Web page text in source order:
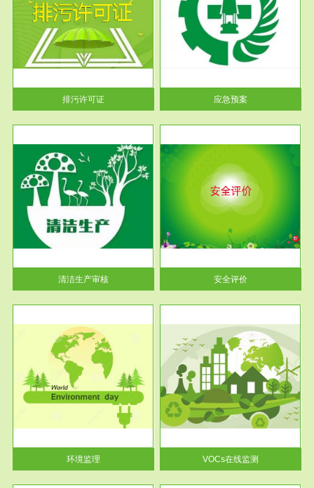
排污许可证
应急预案
根据《中华人民共和国环境保护
法》第十九条 企业事业单位应
当按照...
应急预案
清洁生产审核
服务范围
安全评价
安全评价安全评价目的是查找、
分析和预测工程、系统、生产经
营活...
安全评价
环境监理
服务范围
VOCs在线监测
根据《重点区域大气污染防
治“十二五”规划》有机废气净化
率达...
VOCs在线监测